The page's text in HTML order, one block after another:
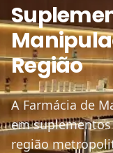
Região
A Farmácia de
em
região